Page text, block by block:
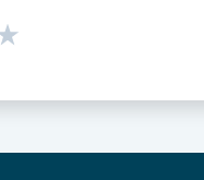
valutazione da 1